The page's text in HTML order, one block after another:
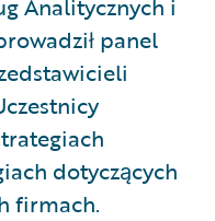
panel
dotyczących
firmach.